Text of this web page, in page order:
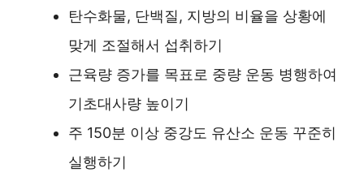
탄수화물, 단백질, 지방의 비율을 상황에
맞게 조절해서 섭취하기
근육량 증가를 목표로 중량 운동 병행하여
기초대사량 높이기
주 150분 이상 중강도 유산소 운동 꾸준히
실행하기